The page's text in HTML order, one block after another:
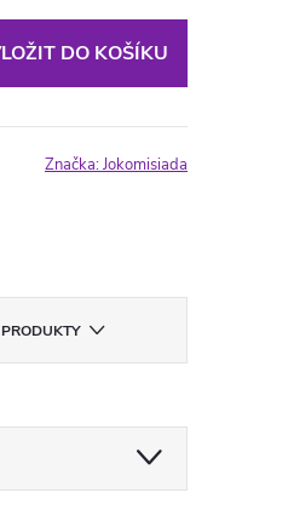
DO KOŠÍKU
Značka:Jokomisiada